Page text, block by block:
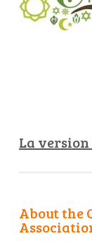
La
About the